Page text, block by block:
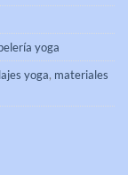
yoga
yoga, materiales